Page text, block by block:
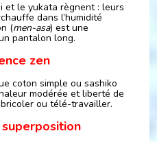
et le yukata règnent : leurs
dans l’humidité
(men-asa) est une
pantalon long.
zen
coton simple ou sashiko
modérée et liberté de
ou télé-travailler.